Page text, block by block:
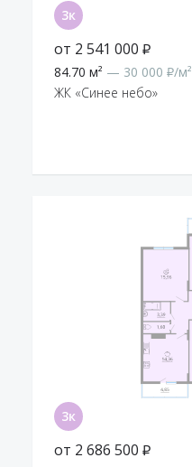
от 2 541 000 ₽
84.70 м² — 30 000 ₽/м²
ЖК «Синее небо»
от 2 686 500 ₽